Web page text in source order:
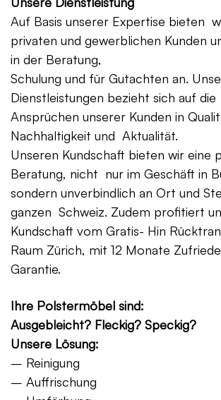
Auf Basis unserer Expertise bieten
privaten und gewerblichen Kunden
in der Beratung,
Schulung und für Gutachten an.
Dienstleistungen bezieht sich auf
Ansprüchen unserer Kunden in
Nachhaltigkeit und Aktualität.
Unseren Kundschaft bieten wir eine
Beratung, nicht nur im Geschäft in
sondern unverbindlich an Ort und
ganzen Schweiz. Zudem profitiert
Kundschaft vom Gratis- Hin
Raum Zürich, mit 12 Monate
Garantie.
Ihre Polstermöbel sind:
Ausgebleicht? Fleckig? Speckig?
Unsere Lösung:
– Reinigung
– Auffrischung